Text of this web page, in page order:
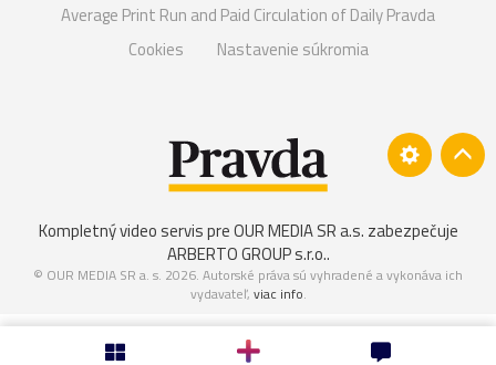
Average Print Run and Paid Circulation of Daily Pravda
Cookies
Nastavenie súkromia
Kompletný video servis pre OUR MEDIA SR a.s. zabezpečuje
ARBERTO GROUP s.r.o..
© OUR MEDIA SR a. s. 2026. Autorské práva sú vyhradené a vykonáva ich
vydavateľ, viac info.